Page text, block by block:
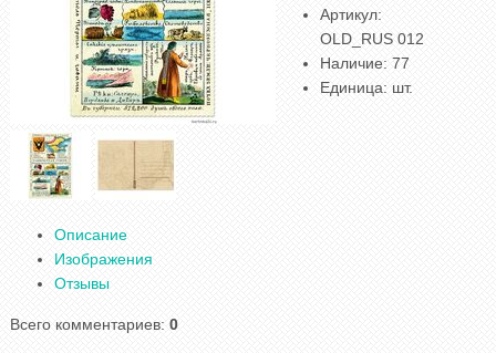
Артикул:
OLD_RUS 012
Наличие: 77
Единица: шт.
Описание
Изображения
Отзывы
Всего комментариев: 0